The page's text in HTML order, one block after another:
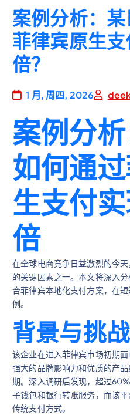
案例分析：
菲律宾原生
倍？
1 月, 周四, 2026
案例分
如何通
生支付
倍
在全球电商竞争日益激烈的今
的关键因素之一。本文将深入
合菲律宾本地化支付方案，在
例。
背景与挑战
该企业在进入菲律宾市场初期
强大的品牌影响力和优质的产
期。深入调研后发现，超过
子钱包和银行转账服务，而该
传统支付方式。